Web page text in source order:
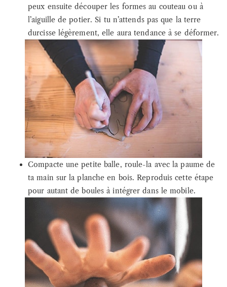
peux ensuite découper les formes au couteau ou à
l’aiguille de potier. Si tu n’attends pas que la terre
durcisse légèrement, elle aura tendance à se déformer.
Compacte une petite balle, roule-la avec la paume de
ta main sur la planche en bois. Reproduis cette étape
pour autant de boules à intégrer dans le mobile.